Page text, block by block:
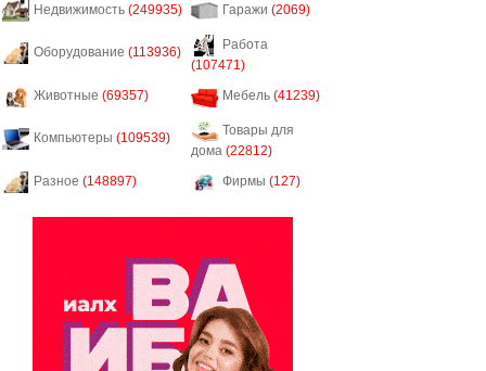
Недвижимость (249935) Гаражи (2069)
Оборудование (113936)
Работа
(107471)
Животные (69357) Мебель (41239)
Компьютеры (109539)
Товары для
дома (22812)
Разное (148897) Фирмы (127)